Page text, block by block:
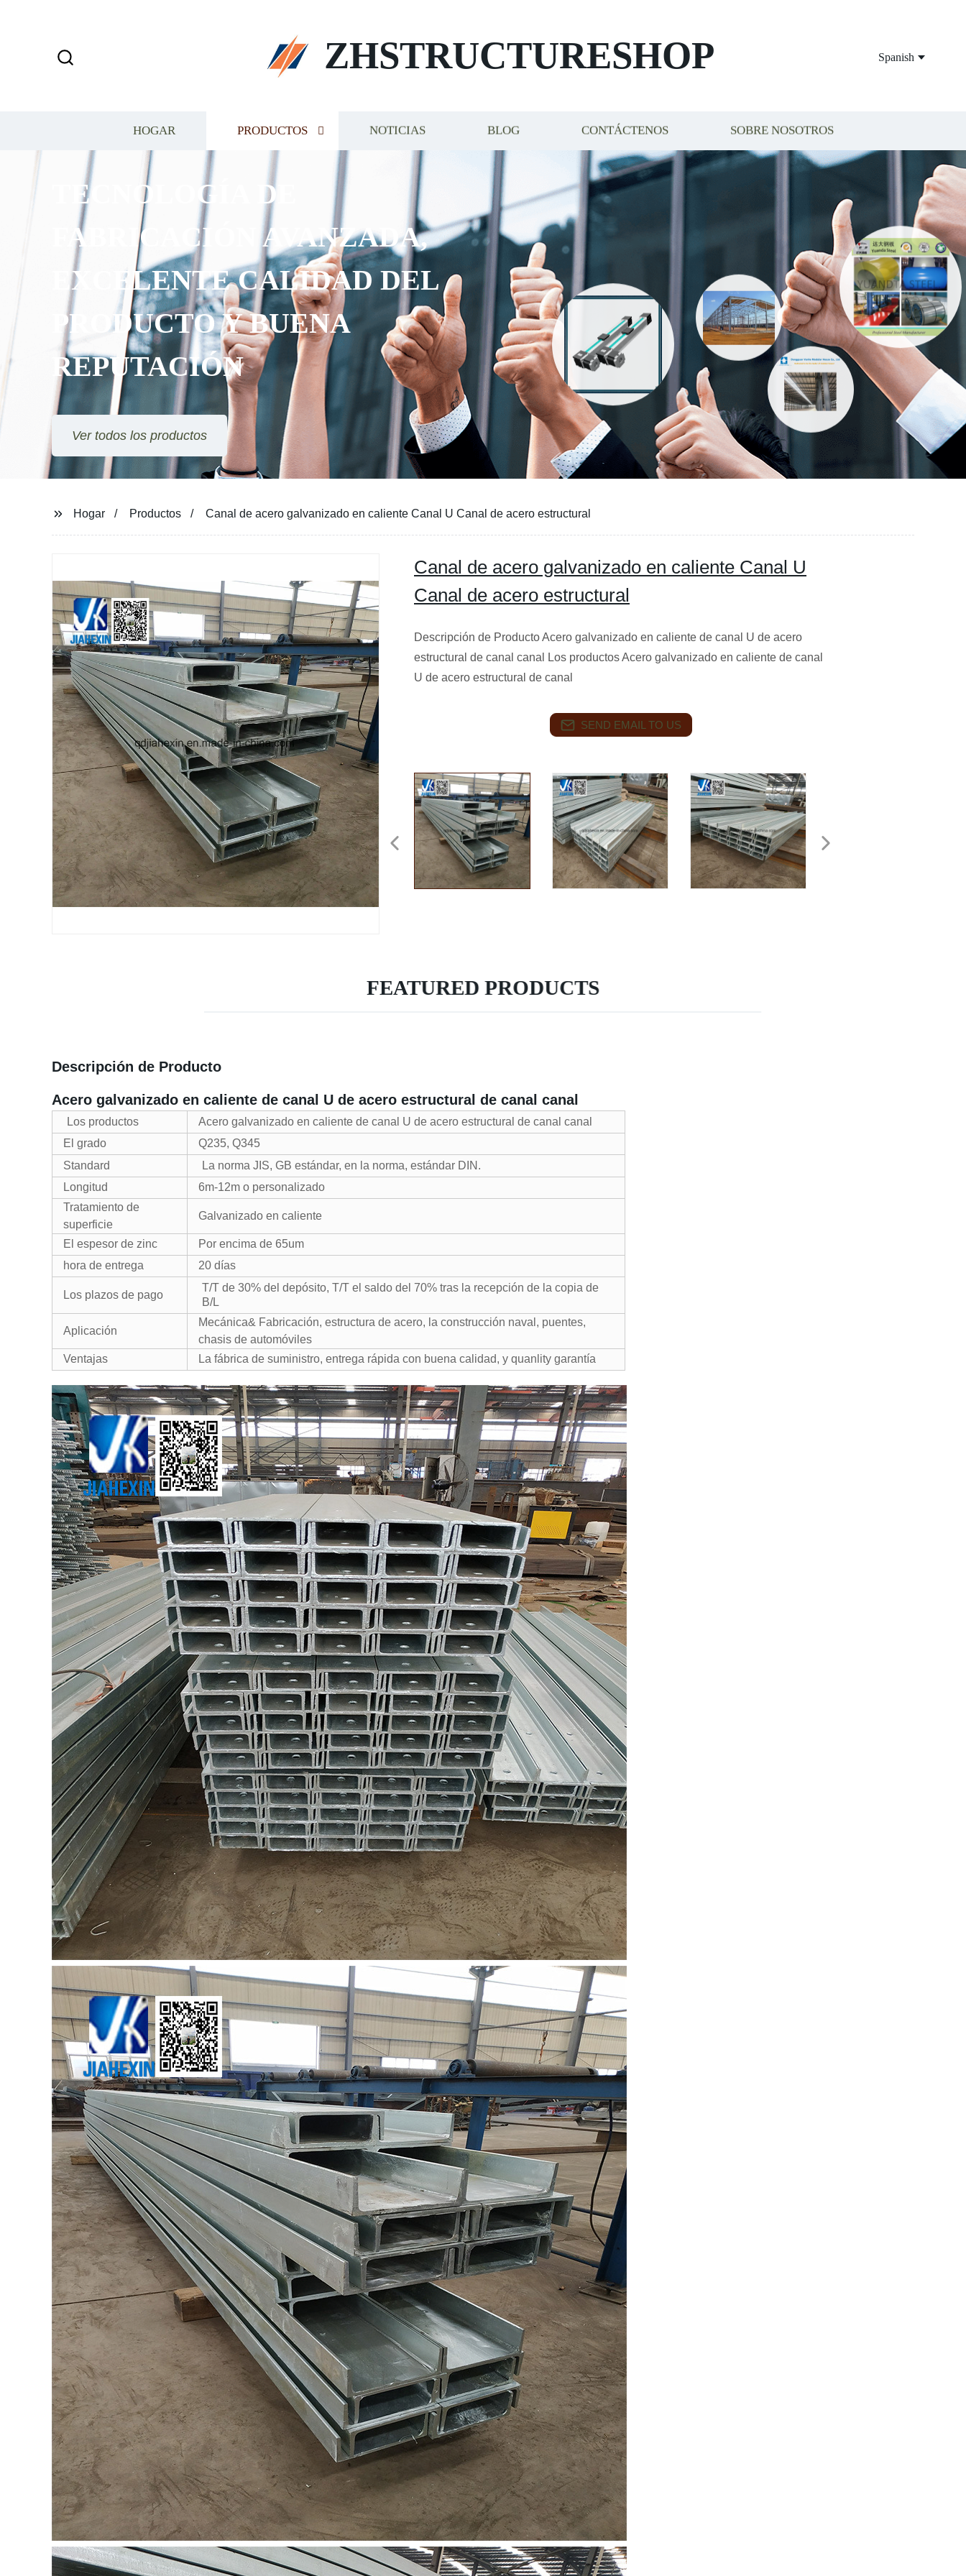
ZHSTRUCTURESHOP Spanish
HOGAR PRODUCTOS NOTICIAS BLOG CONTÁCTENOS SOBRE NOSOTROS
DE
AVANZADA,
CALIDAD DEL
BUENA
Hogar Productos Canal de acero galvanizado en caliente Canal U Canal de acero estructural
Canal de acero galvanizado en caliente Canal U
Canal de acero estructural
Descripción de Producto Acero galvanizado en caliente de canal U de acero
estructural de canal canal Los productos Acero galvanizado en caliente de canal
U de acero estructural de canal
SEND EMAIL TO US
FEATURED PRODUCTS
Descripción de Producto
Acero galvanizado en caliente de canal U de acero estructural de canal canal
Los productos
Acero galvanizado en caliente de canal U de acero estructural de canal canal
El grado
Q235, Q345
Standard
La norma JIS, GB estándar, en la norma, estándar DIN.
Longitud
6m-12m o personalizado
Tratamiento de
superficie
Galvanizado en caliente
El espesor de zinc
Por encima de 65um
hora de entrega
20 días
Los plazos de pago
T/T de 30% del depósito, T/T el saldo del 70% tras la recepción de la copia de
B/L
Aplicación
Mecánica& Fabricación, estructura de acero, la construcción naval, puentes,
chasis de automóviles
Ventajas
La fábrica de suministro, entrega rápida con buena calidad, y quanlity garantía